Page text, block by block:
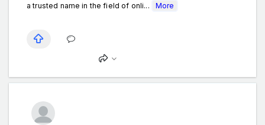
a trusted name in the field of onli...
More